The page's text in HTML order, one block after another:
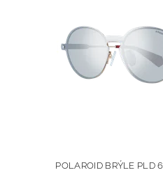
POLAROID BRÝLE